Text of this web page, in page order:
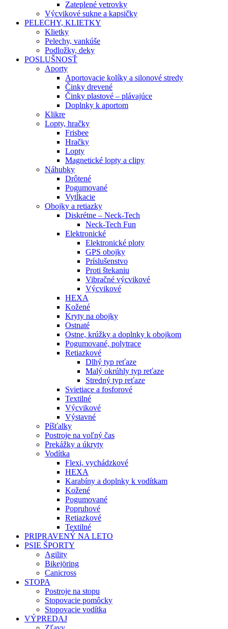
Zateplené vetrovky
Výcvikové sukne a kapsičky
PELECHY, KLIETKY
Klietky
Pelechy, vankúše
Podložky, deky
POSLUŠNOSŤ
Aporty
Aportovacie kolíky a silonové stredy
Činky drevené
Činky plastové – plávajúce
Doplnky k aportom
Klikre
Lopty, hračky
Frisbee
Hračky
Lopty
Magnetické lopty a clipy
Náhubky
Drôtené
Pogumované
Vytĺkacie
Obojky a retiazky
Diskrétne – Neck-Tech
Neck-Tech Fun
Elektronické
Elektronické ploty
GPS obojky
Príslušenstvo
Proti štekaniu
Vibračné výcvikové
Výcvikové
HEXA
Kožené
Kryty na obojky
Ostnaté
Ostne, krúžky a doplnky k obojkom
Pogumované, polytrace
Retiazkové
Dlhý typ reťaze
Malý okrúhly typ reťaze
Stredný typ reťaze
Svietiace a fosforové
Textilné
Výcvikové
Výstavné
Píšťalky
Postroje na voľný čas
Prekážky a úkryty
Vodítka
Flexi, vychádzkové
HEXA
Karabíny a doplnky k vodítkam
Kožené
Pogumované
Popruhové
Retiazkové
Textilné
PRIPRAVENÝ NA LETO
PSIE ŠPORTY
Agility
Bikejöring
Canicross
STOPA
Postroje na stopu
Stopovacie pomôcky
Stopovacie vodítka
VÝPREDAJ